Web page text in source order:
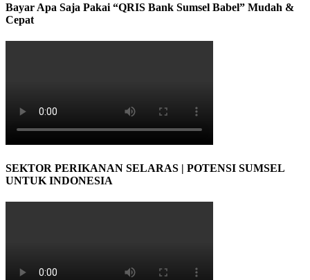
Bayar Apa Saja Pakai “QRIS Bank Sumsel Babel” Mudah &
Cepat
SEKTOR PERIKANAN SELARAS | POTENSI SUMSEL
UNTUK INDONESIA